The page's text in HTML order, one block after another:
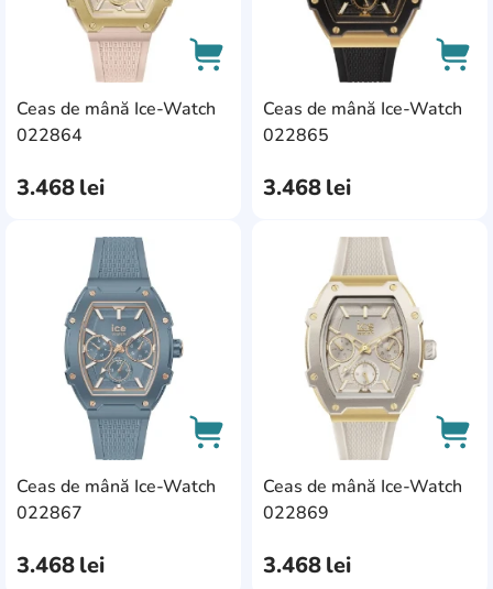
Ceas de mână Ice-Watch
022864
3.468lei
AddCardToCart
Ceas de mână Ice-Watch
022865
3.468lei
Ceas de mână Ice-Watch
022867
3.468lei
AddCardToFavourite
AddCardToCart
Ceas de mână Ice-Watch
022869
3.468lei